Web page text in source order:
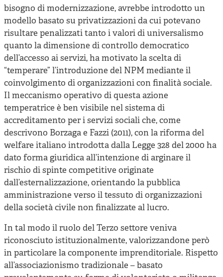
bisogno di modernizzazione, avrebbe introdotto un
modello basato su privatizzazioni da cui potevano
risultare penalizzati tanto i valori di universalismo
quanto la dimensione di controllo democratico
dell’accesso ai servizi, ha motivato la scelta di
“temperare” l’introduzione del NPM mediante il
coinvolgimento di organizzazioni con finalità sociale.
Il meccanismo operativo di questa azione
temperatrice è ben visibile nel sistema di
accreditamento per i servizi sociali che, come
descrivono Borzaga e Fazzi (2011), con la riforma del
welfare italiano introdotta dalla Legge 328 del 2000 ha
dato forma giuridica all’intenzione di arginare il
rischio di spinte competitive originate
dall’esternalizzazione, orientando la pubblica
amministrazione verso il tessuto di organizzazioni
della società civile non finalizzate al lucro.
In tal modo il ruolo del Terzo settore veniva
riconosciuto istituzionalmente, valorizzandone però
in particolare la componente imprenditoriale. Rispetto
all’associazionismo tradizionale – basato